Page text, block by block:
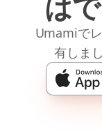
Umamiで
有しま